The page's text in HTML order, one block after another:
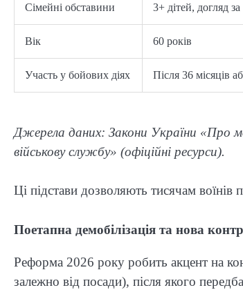
Сімейні обставини 3+ дітей, догляд
Вік 60 років
Участь у бойових діях Після 36 місяців
Джерела даних: Закони України «Про
військову службу» (офіційні ресурси).
Ці підстави дозволяють тисячам
Поетапна демобілізація та нова
Реформа 2026 року робить акцент на
залежно від посади), після якого